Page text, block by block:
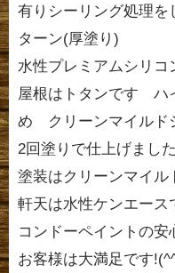
有りシーリング処理
ターン(厚塗り)
水性プレミアムシリコ
屋根はトタンです ハ
め クリーンマイルド
2回塗りで仕上げまし
塗装はクリーンマイ
軒天は水性ケンエース
コンドーペイントの安
お客様は大満足です